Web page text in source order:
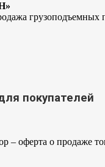
грузоподъемных
покупателей
– оферта о продаже